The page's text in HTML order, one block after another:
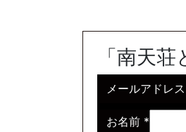
「南天
メールアドレス
お名前 *